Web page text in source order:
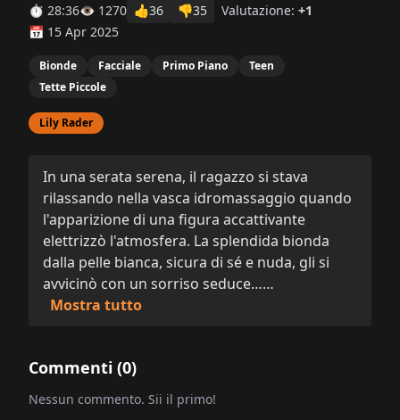
⏱ 28:36👁 1270 👍36 👎35 Valutazione: +1
📅 15 Apr 2025
Bionde Facciale Primo Piano
Teen
Tette Piccole
Lily Rader
In una serata serena, il ragazzo si stava
rilassando nella vasca idromassaggio quando
l'apparizione di una figura accattivante
elettrizzò l'atmosfera. La splendida bionda
dalla pelle bianca, sicura di sé e nuda, gli si
avvicinò con un sorriso seduce……
Mostra tutto
Commenti (0)
Nessun commento. Sii il primo!